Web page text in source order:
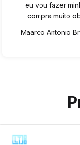
eu vou fazer
compra muito
Maarco Antonio